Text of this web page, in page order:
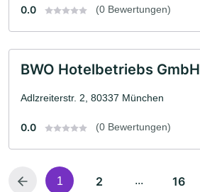
0.0 (0 Bewertungen)
BWO Hotelbetriebs GmbH
Adlzreiterstr. 2, 80337 München
0.0 (0 Bewertungen)
1 2 ... 16